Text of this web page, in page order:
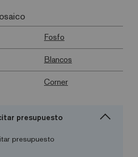
Fosfo
Blancos
Corner
presupuesto
presupuesto